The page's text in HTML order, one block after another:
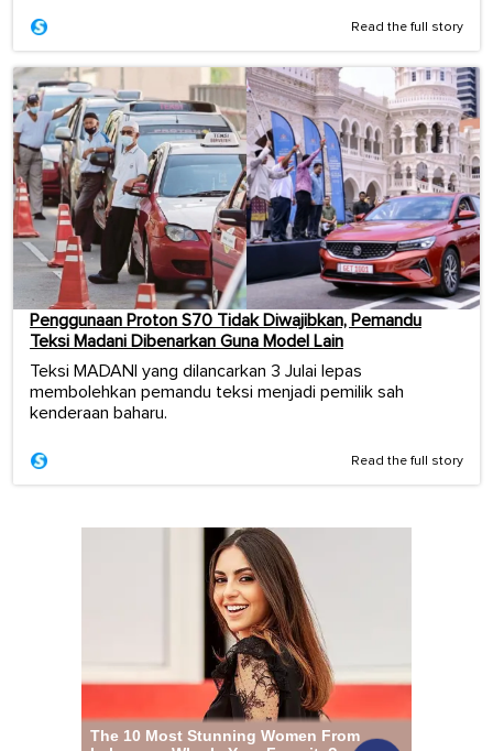
Read the full story
Penggunaan Proton S70 Tidak Diwajibkan, Pemandu
Teksi Madani Dibenarkan Guna Model Lain
Teksi MADANI yang dilancarkan 3 Julai lepas
membolehkan pemandu teksi menjadi pemilik sah
kenderaan baharu.
Read the full story